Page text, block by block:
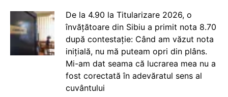
De la 4.90 la Titularizare 2026, o
învățătoare din Sibiu a primit nota 8.70
după contestație: Când am văzut nota
inițială, nu mă puteam opri din plâns.
Mi-am dat seama că lucrarea mea nu a
fost corectată în adevăratul sens al
cuvântului